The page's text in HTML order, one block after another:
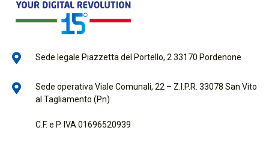
Sede legale Piazzetta del Portello, 2 33170 Pordenone
Sede operativa Viale Comunali, 22 – Z.I.P.R. 33078 San Vito
al Tagliamento (Pn)
C.F. e P. IVA 01696520939